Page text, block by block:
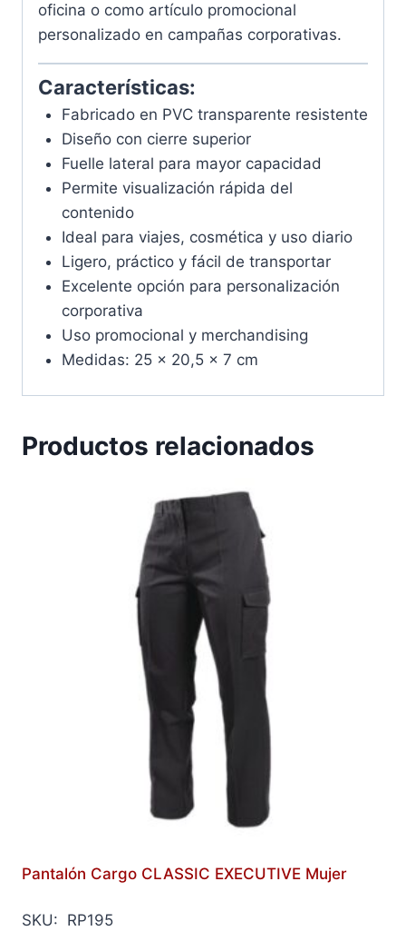
oficina o como artículo promocional
personalizado en campañas corporativas.
Características:
Fabricado en PVC transparente resistente
Diseño con cierre superior
Fuelle lateral para mayor capacidad
Permite visualización rápida del
contenido
Ideal para viajes, cosmética y uso diario
Ligero, práctico y fácil de transportar
Excelente opción para personalización
corporativa
Uso promocional y merchandising
Medidas: 25 x 20,5 x 7 cm
Productos relacionados
Pantalón Cargo CLASSIC EXECUTIVE Mujer
SKU: RP195